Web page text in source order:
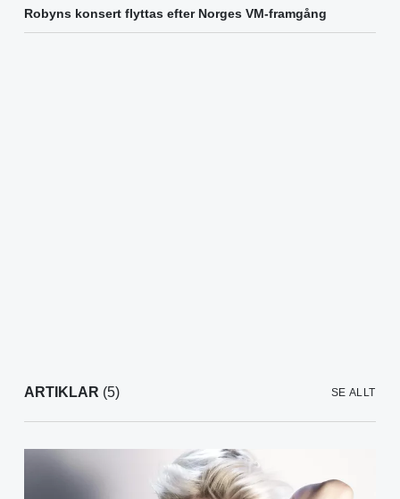
Robyns konsert flyttas efter Norges VM-framgång
ARTIKLAR (5) SE ALLT